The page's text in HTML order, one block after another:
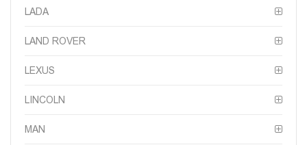
LADA
LAND ROVER
LEXUS
LINCOLN
MAN